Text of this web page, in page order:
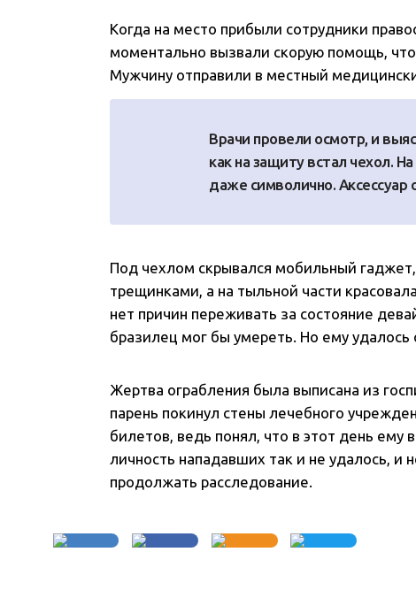
Когда на место прибыли сотрудники
моментально вызвали скорую помощь,
Мужчину отправили в местный
Врачи провели осмотр, и
как на защиту встал чехол.
даже символично. Аксессуар
Под чехлом скрывался мобильный
трещинками, а на тыльной части
нет причин переживать за состояние
бразилец мог бы умереть. Но ему удалось
Жертва ограбления была выписана из
парень покинул стены лечебного
билетов, ведь понял, что в этот день ему
личность нападавших так и не удалось, и
продолжать расследование.